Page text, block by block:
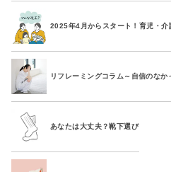
2025年4月からスタート！育児・介
リフレーミングコラム～自信のなか
あなたは大丈夫？靴下選び